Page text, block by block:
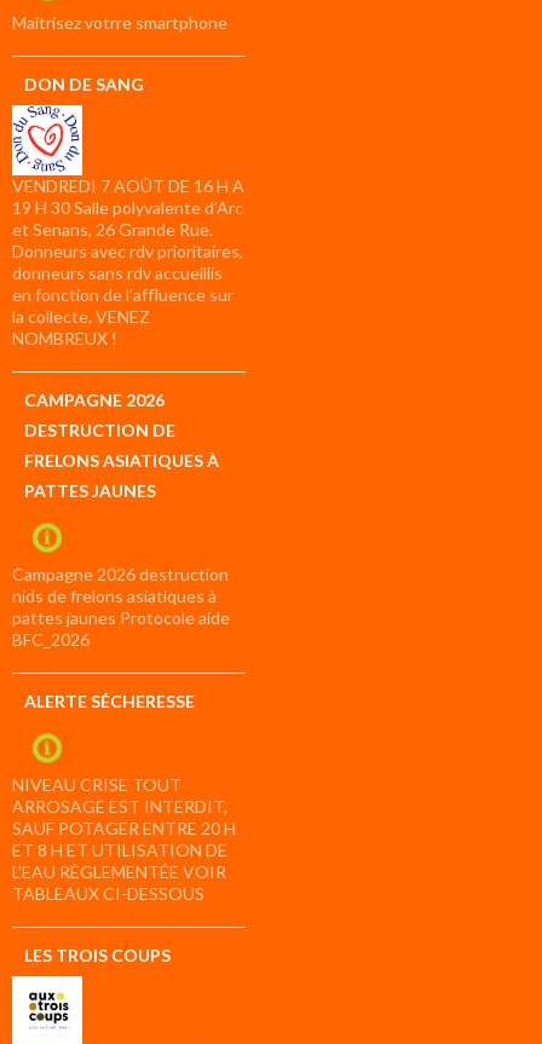
compte
Maîtrisez votrre smartphone
DON DE SANG
VENDREDI 7 AOÛT DE 16 H A
19 H 30 Salle polyvalente d’Arc
et Senans, 26 Grande Rue.
Donneurs avec rdv prioritaires,
donneurs sans rdv accueillis
en fonction de l’affluence sur
la collecte. VENEZ
NOMBREUX !
CAMPAGNE 2026
DESTRUCTION DE
FRELONS ASIATIQUES À
PATTES JAUNES
Campagne 2026 destruction
nids de frelons asiatiques à
pattes jaunes Protocole aide
BFC_2026
ALERTE SÉCHERESSE
NIVEAU CRISE TOUT
ARROSAGE EST INTERDIT,
SAUF POTAGER ENTRE 20 H
ET 8 H ET UTILISATION DE
L’EAU RÉGLEMENTÉE VOIR
TABLEAUX CI-DESSOUS
LES TROIS COUPS